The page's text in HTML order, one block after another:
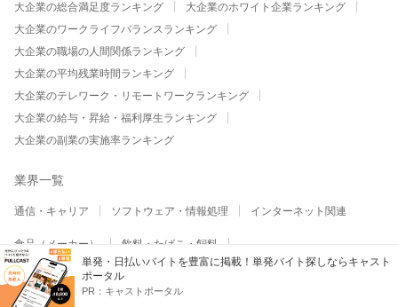
単発・日払いバイトを豊富に掲載！単発バイト探しならキャスト
ポータル
PR： キャストポータル
大企業の総合満足度ランキング
大企業のホワイト企業ランキング
大企業のワークライフバランスランキング
大企業の職場の人間関係ランキング
大企業の平均残業時間ランキング
大企業のテレワーク・リモートワークランキング
大企業の給与・昇給・福利厚生ランキング
大企業の副業の実施率ランキング
業界一覧
通信・キャリア ソフトウェア・情報処理 インターネット関連
食品（メーカー）
飲料・たばこ・飼料
繊維・アパレル（メーカー）
紙・パルプ（メーカー）
印刷（メーカー）
化学・医薬品（メーカー）